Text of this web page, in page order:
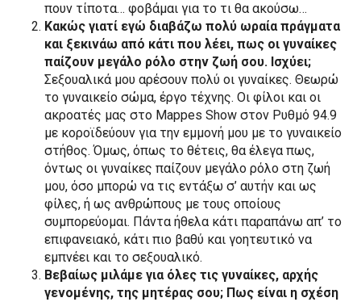
πουν τίποτα… φοβάμαι για το τι θα ακούσω…
Κακώς γιατί εγώ διαβάζω πολύ ωραία πράγματα
και ξεκινάω από κάτι που λέει, πως οι γυναίκες
παίζουν μεγάλο ρόλο στην ζωή σου. Ισχύει;
Σεξουαλικά μου αρέσουν πολύ οι γυναίκες. Θεωρώ
το γυναικείο σώμα, έργο τέχνης. Οι φίλοι και οι
ακροατές μας στο Mappes Show στον Ρυθμό 94.9
με κοροϊδεύουν για την εμμονή μου με το γυναικείο
στήθος. Όμως, όπως το θέτεις, θα έλεγα πως,
όντως οι γυναίκες παίζουν μεγάλο ρόλο στη ζωή
μου, όσο μπορώ να τις εντάξω σ’ αυτήν και ως
φίλες, ή ως ανθρώπους με τους οποίους
συμπορεύομαι. Πάντα ήθελα κάτι παραπάνω απ’ το
επιφανειακό, κάτι πιο βαθύ και γοητευτικό να
εμπνέει και το σεξουαλικό.
Βεβαίως μιλάμε για όλες τις γυναίκες, αρχής
γενομένης, της μητέρας σου; Πως είναι η σχέση